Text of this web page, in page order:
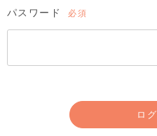
パスワード
須)
ロ